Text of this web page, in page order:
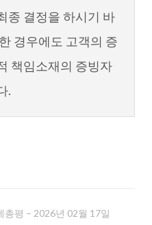
종 결정을 하시기 바
경우에도 고객의 증
책임소재의 증빙자
.
총평 – 2026년 02월 17일